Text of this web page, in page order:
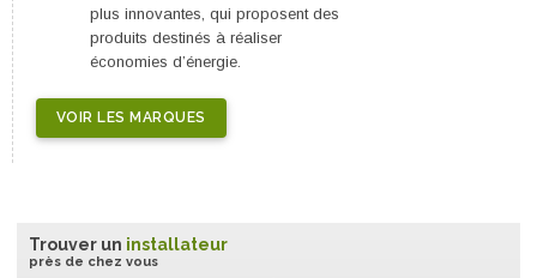
plus innovantes, qui proposent des
produits destinés à réaliser
économies d’énergie.
VOIR LES MARQUES
Trouver un installateur
près de chez vous